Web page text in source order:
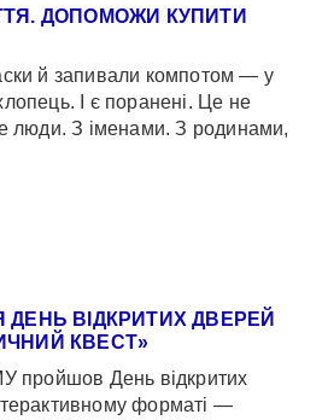
ДОПОМОЖИ КУПИТИ
й запивали компотом — у
І є поранені. Це не
люди. З іменами. З родинами,
ДЕНЬ ВІДКРИТИХ ДВЕРЕЙ
КВЕСТ»
пройшов День відкритих
форматі —